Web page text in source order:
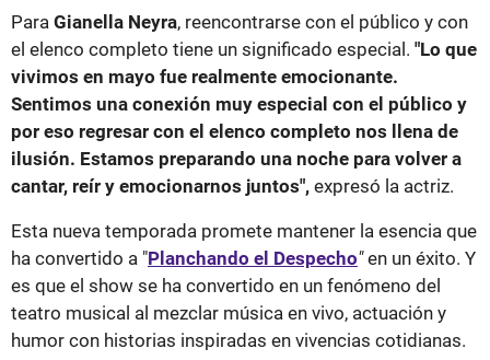
Para Gianella Neyra, reencontrarse con el público y con
el elenco completo tiene un significado especial. "Lo que
vivimos en mayo fue realmente emocionante.
Sentimos una conexión muy especial con el público y
por eso regresar con el elenco completo nos llena de
ilusión. Estamos preparando una noche para volver a
cantar, reír y emocionarnos juntos", expresó la actriz.
Esta nueva temporada promete mantener la esencia que
ha convertido a "Planchando el Despecho"en un éxito. Y
es que el show se ha convertido en un fenómeno del
teatro musical al mezclar música en vivo, actuación y
humor con historias inspiradas en vivencias cotidianas.